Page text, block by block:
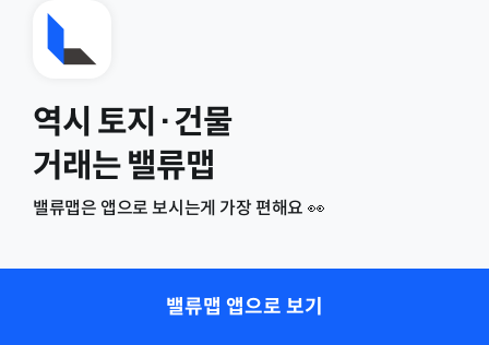
역시 토지·건물
거래는 밸류맵
밸류맵은 앱으로 보시는게 가장 편해요 👀
밸류맵 앱으로 보기